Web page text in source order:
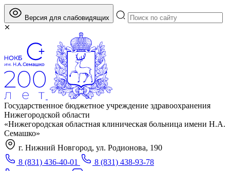
Версия для слабовидящих
Государственное бюджетное учреждение здравоохранения
Нижегородской области
«Нижегородская областная клиническая больница имени Н.А.
Семашко»
г. Нижний Новгород, ул. Родионова, 190
8 (831) 436-40-01
8 (831) 438-93-78